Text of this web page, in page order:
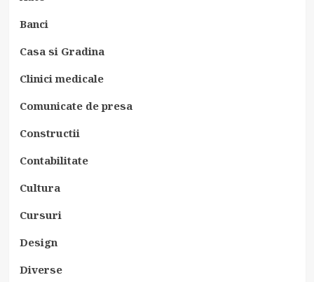
Banci
Casa si Gradina
Clinici medicale
Comunicate de presa
Constructii
Contabilitate
Cultura
Cursuri
Design
Diverse